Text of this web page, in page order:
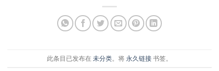
此条目已发布在 未分类。将永久链接书签。